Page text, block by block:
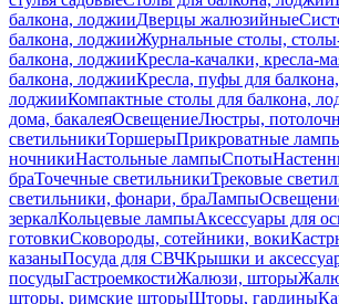
балкона, лоджииДверцы жалюзийные
балкона, лоджииЖурнальные столы,
балкона, лоджииКресла-качалки, кресла-
балкона, лоджииКресла, пуфы для балкона,
лоджииКомпактные столы для балкона,
дома, бакалеяОсвещениеЛюстры,
светильникиТоршерыПрикроватные
ночникиНастольные лампыСпоты
браТочечные светильникиТрековые
светильники, фонари, браЛампы
зеркалКольцевые лампыАксессуары для
готовкиСковороды, сотейники, воки
казаныПосуда для СВЧКрышки и
посудыГастроемкостиЖалюзи, шторы
шторы, римские шторыШторы, гардины